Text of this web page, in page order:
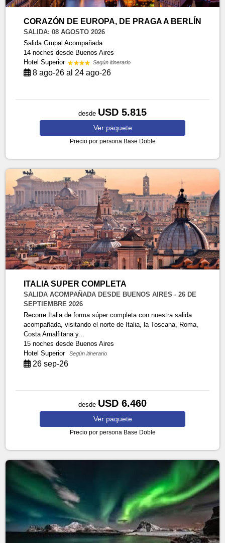
CORAZÓN DE EUROPA, DE PRAGA A BERLÍN
SALIDA: 08 AGOSTO 2026
Salida Grupal Acompañada
14 nochesdesde Buenos Aires
Hotel Superior
Según itinerario
8 ago-26 al 24 ago-26
desde USD 5.815
Ver paquete
Precio por persona Base Doble
ITALIA SUPER COMPLETA
SALIDA ACOMPAÑADA DESDE BUENOS AIRES - 26 DE
SEPTIEMBRE 2026
Recorre Italia de forma súper completa con nuestra salida
acompañada, visitando el norte de Italia, la Toscana, Roma,
Costa Amalfitana y...
15 nochesdesde Buenos Aires
Hotel Superior
Según itinerario
26 sep-26
desde USD 6.460
Ver paquete
Precio por persona Base Doble